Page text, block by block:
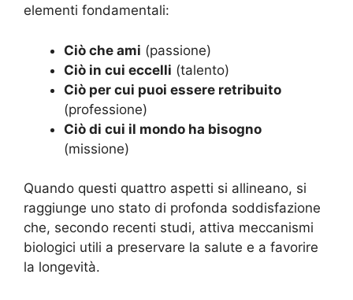
elementi fondamentali:
Ciò che ami (passione)
Ciò in cui eccelli (talento)
Ciò per cui puoi essere retribuito
(professione)
Ciò di cui il mondo ha bisogno
(missione)
Quando questi quattro aspetti si allineano, si
raggiunge uno stato di profonda soddisfazione
che, secondo recenti studi, attiva meccanismi
biologici utili a preservare la salute e a favorire
la longevità.